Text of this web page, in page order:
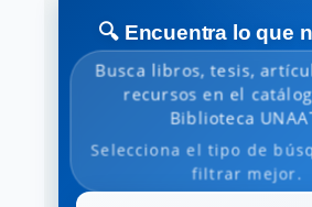
🔍 Encuentra lo que
Busca libros, tesis,
recursos en el
Biblioteca
Selecciona el tipo de
filtrar mejor.